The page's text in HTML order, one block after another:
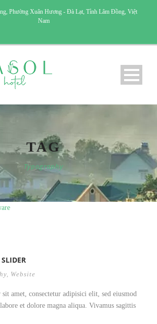
Phường Xuân Hương - Đà Lạt, Tỉnh Lâm Đồng, Việt
Nam
TAG
Typography
, Website
amet, consectetur adipisici elit, sed eiusmod
et dolore magna aliqua. Vivamus sagittis